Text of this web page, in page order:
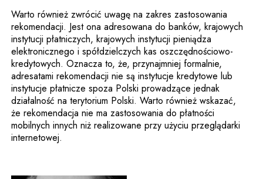
Warto również zwrócić uwagę na zakres zastosowania
rekomendacji. Jest ona adresowana do banków, krajowych
instytucji płatniczych, krajowych instytucji pieniądza
elektronicznego i spółdzielczych kas oszczędnościowo-
kredytowych. Oznacza to, że, przynajmniej formalnie,
adresatami rekomendacji nie są instytucje kredytowe lub
instytucje płatnicze spoza Polski prowadzące jednak
działalność na terytorium Polski. Warto również wskazać,
że rekomendacja nie ma zastosowania do płatności
mobilnych innych niż realizowane przy użyciu przeglądarki
internetowej.